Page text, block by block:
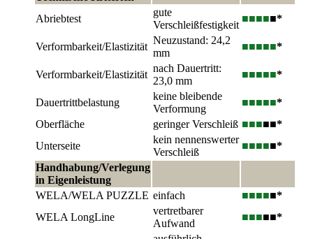
Abriebtest
gute
Verschleißfestigkeit
■■■■■*
Verformbarkeit/Elastizität
Neuzustand: 24,2
mm
■■■■■*
Verformbarkeit/Elastizität
nach Dauertritt:
23,0 mm
■■■■■*
Dauertrittbelastung
keine bleibende
Verformung
■■■■■*
Oberfläche
geringer Verschleiß ■■■■■*
Unterseite
kein nennenswerter
Verschleiß
■■■■■*
Handhabung/Verlegung
in Eigenleistung
WELA/WELA PUZZLE einfach ■■■■■*
WELA LongLine
vertretbarer
Aufwand
■■■■■*